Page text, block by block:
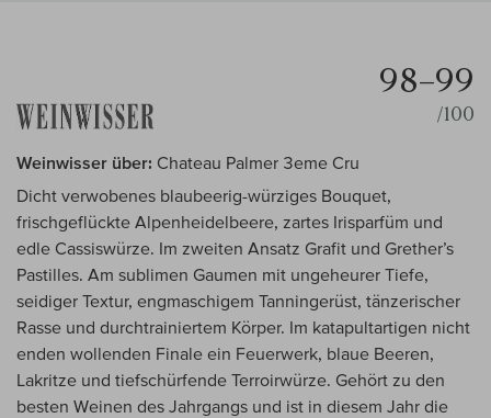
98–99
/100
Weinwisser über: Chateau Palmer 3eme Cru
Dicht verwobenes blaubeerig-würziges Bouquet,
frischgeflückte Alpenheidelbeere, zartes Irisparfüm und
edle Cassiswürze. Im zweiten Ansatz Grafit und Grether’s
Pastilles. Am sublimen Gaumen mit ungeheurer Tiefe,
seidiger Textur, engmaschigem Tanningerüst, tänzerischer
Rasse und durchtrainiertem Körper. Im katapultartigen nicht
enden wollenden Finale ein Feuerwerk, blaue Beeren,
Lakritze und tiefschürfende Terroirwürze. Gehört zu den
besten Weinen des Jahrgangs und ist in diesem Jahr die